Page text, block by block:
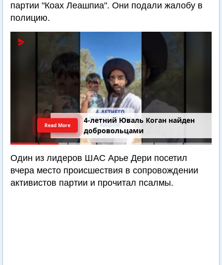
партии "Коах Леашпиа". Они подали жалобу в
полицию.
4-летний Юваль Коган найден
добровольцами
Read More
Один из лидеров ШАС Арье Дери посетил
вчера место происшествия в сопровождении
активистов партии и прочитал псалмы.